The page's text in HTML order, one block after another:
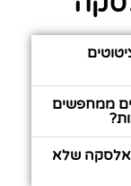
ממחפשים
אלסקה שלא